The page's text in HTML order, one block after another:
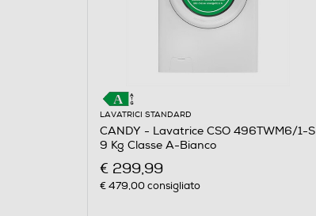
LAVATRICI STANDARD
CANDY - Lavatrice CSO 496TWM6/1-S
9 Kg Classe A-Bianco
€ 299,99
€ 479,00consigliato